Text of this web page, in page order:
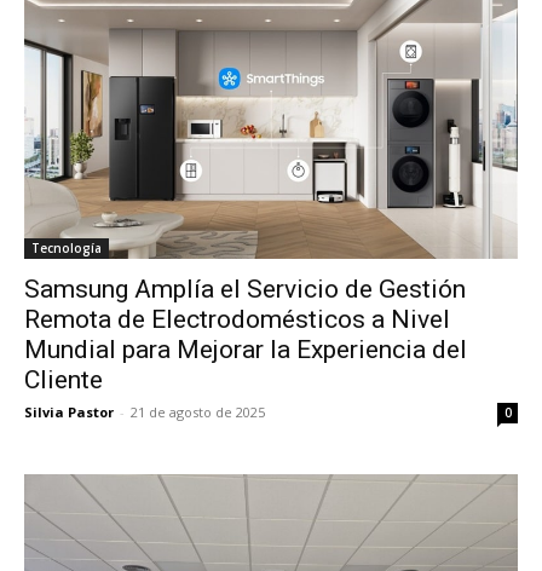
Tecnología
Samsung Amplía el Servicio de Gestión
Remota de Electrodomésticos a Nivel
Mundial para Mejorar la Experiencia del
Cliente
Silvia Pastor - 21 de agosto de 2025 0